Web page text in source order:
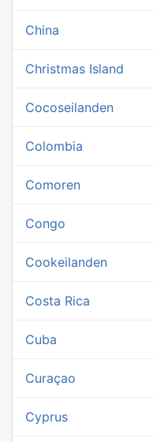
China
Christmas Island
Cocoseilanden
Colombia
Comoren
Congo
Cookeilanden
Costa Rica
Cuba
Curaçao
Cyprus